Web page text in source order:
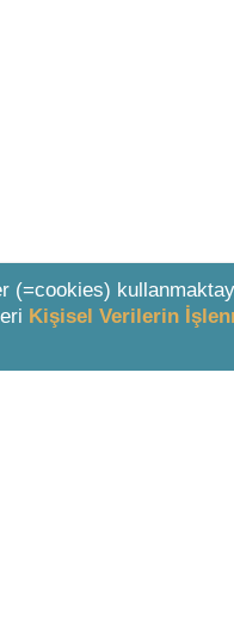
Text
(=cookies)
Kişisel Verilerin